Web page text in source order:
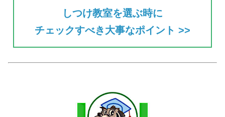
しつけ教室を選ぶ時に
チェックすべき大事なポイント >>